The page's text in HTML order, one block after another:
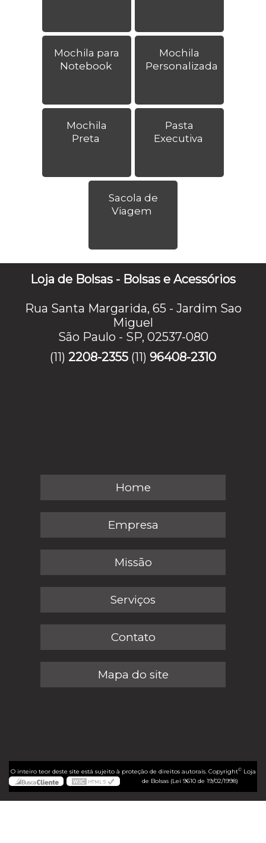
Mochila para
Notebook
Mochila
Personalizada
Mochila
Preta
Pasta
Executiva
Sacola de
Viagem
Loja de Bolsas - Bolsas e Acessórios
Rua Santa Margarida, 65 - Jardim Sao
Miguel
São Paulo - SP, 02537-080
(11) 2208-2355 (11) 96408-2310
Home
Empresa
Missão
Serviços
Contato
Mapa do site
O inteiro teor deste site está sujeito à proteção de direitos autorais. Copyright©Loja
de Bolsas (Lei 9610 de 19/02/1998)